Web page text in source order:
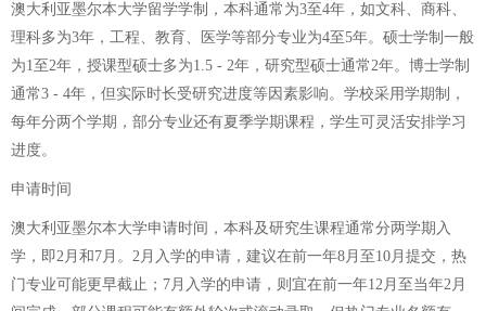
澳大利亚墨尔本大学留学学制，本科通常为3至4年，如文科、商科、
理科多为3年，工程、教育、医学等部分专业为4至5年。硕士学制一般
为1至2年，授课型硕士多为1.5 - 2年，研究型硕士通常2年。博士学制
通常3 - 4年，但实际时长受研究进度等因素影响。学校采用学期制，
每年分两个学期，部分专业还有夏季学期课程，学生可灵活安排学习
进度。
申请时间
澳大利亚墨尔本大学申请时间，本科及研究生课程通常分两学期入
学，即2月和7月。2月入学的申请，建议在前一年8月至10月提交，热
门专业可能更早截止；7月入学的申请，则宜在前一年12月至当年2月